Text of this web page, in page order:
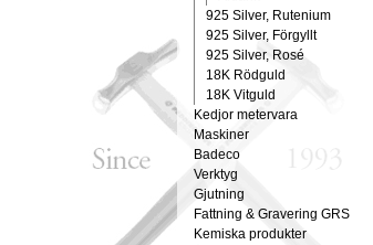
925 Silver, Rutenium
925 Silver, Förgyllt
925 Silver, Rosé
18K Rödguld
18K Vitguld
Kedjor metervara
Maskiner
Badeco
Verktyg
Gjutning
Fattning & Gravering GRS
Kemiska produkter